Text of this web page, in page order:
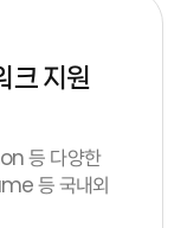
크 지원
등 다양한
등 국내외